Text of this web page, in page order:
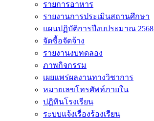
รายการอาหาร
รายงานการประเมินสถานศึกษา
แผนปฏิบัติการปีงบประมาณ 2568
จัดซื้อจัดจ้าง
รายงานงบทดลอง
ภาพกิจกรรม
เผยแพร่ผลงานทางวิชาการ
หมายเลขโทรศัพท์ภายใน
ปฎิทินโรงเรียน
ระบบแจ้งเรื่องร้องเรียน